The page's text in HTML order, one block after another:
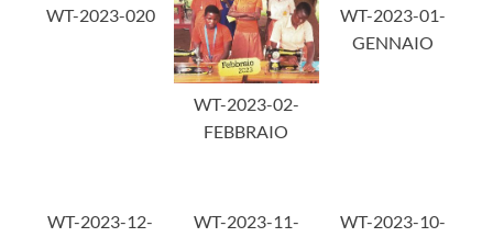
WT-2023-020
WT-2023-02-
FEBBRAIO
WT-2023-01-
GENNAIO
WT-2023-12-
WT-2023-11-
WT-2023-10-